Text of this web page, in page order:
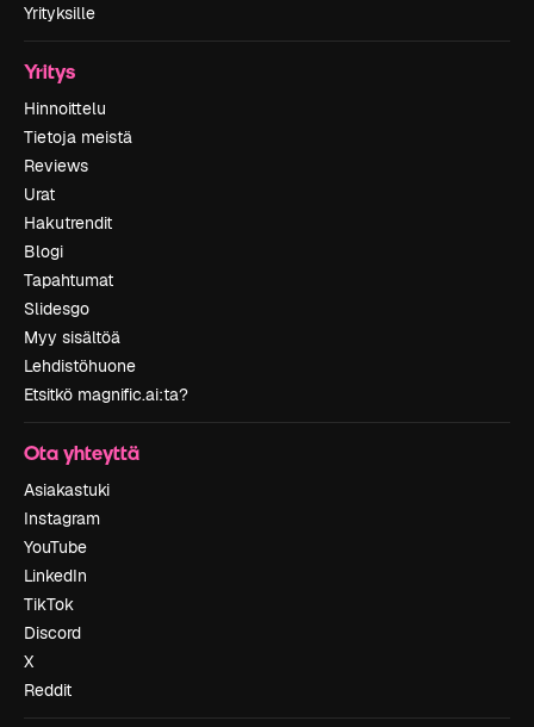
Yrityksille
Yritys
Hinnoittelu
Tietoja meistä
Reviews
Urat
Hakutrendit
Blogi
Tapahtumat
Slidesgo
Myy sisältöä
Lehdistöhuone
Etsitkö magnific.ai:ta?
Ota yhteyttä
Asiakastuki
Instagram
YouTube
LinkedIn
TikTok
Discord
X
Reddit